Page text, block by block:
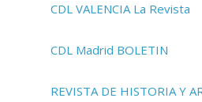
CDL VALENCIA La Revista
CDL Madrid BOLETIN
REVISTA DE HISTORIA Y